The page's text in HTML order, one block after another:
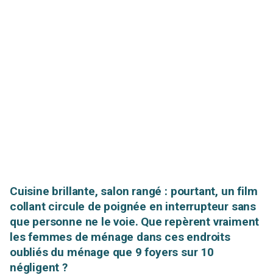
Cuisine brillante, salon rangé : pourtant, un film
collant circule de poignée en interrupteur sans
que personne ne le voie. Que repèrent vraiment
les femmes de ménage dans ces endroits
oubliés du ménage que 9 foyers sur 10
négligent ?